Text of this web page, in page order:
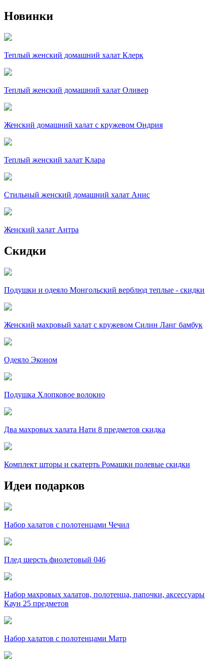
Новинки
Теплый женский домашний халат Клерк
Теплый женский домашний халат Оливер
Женский домашний халат с кружевом Ондрия
Теплый женский халат Клара
Стильный женский домашний халат Анис
Женский халат Антра
Скидки
Подушки и одеяло Монгольский верблюд теплые - скидки
Женский махровый халат с кружевом Силин Ланг бамбук
Одеяло Эконом
Подушка Хлопковое волокно
Два махровых халата Нати 8 предметов скидка
Комплект шторы и скатерть Ромашки полевые скидки
Идеи подарков
Набор халатов с полотенцами Чечил
Плед шерсть фиолетовый 046
Набор махровых халатов, полотенца, папочки, аксессуары
Каун 25 предметов
Набор халатов с полотенцами Матр